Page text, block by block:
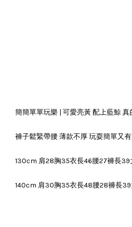
簡簡單單玩樂 | 可愛亮黃 配上藍鯨 真
褲子鬆緊帶腰 薄款不厚 玩耍簡單又
130cm 肩28胸35衣長46腰27褲長39
140cm 肩30胸35衣長48腰28褲長